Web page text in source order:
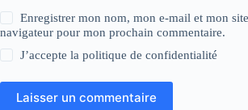
Enregistrer mon nom, mon e-mail et mon
navigateur pour mon prochain commentaire.
J’accepte lapolitique de confidentialité
Laisser un commentaire